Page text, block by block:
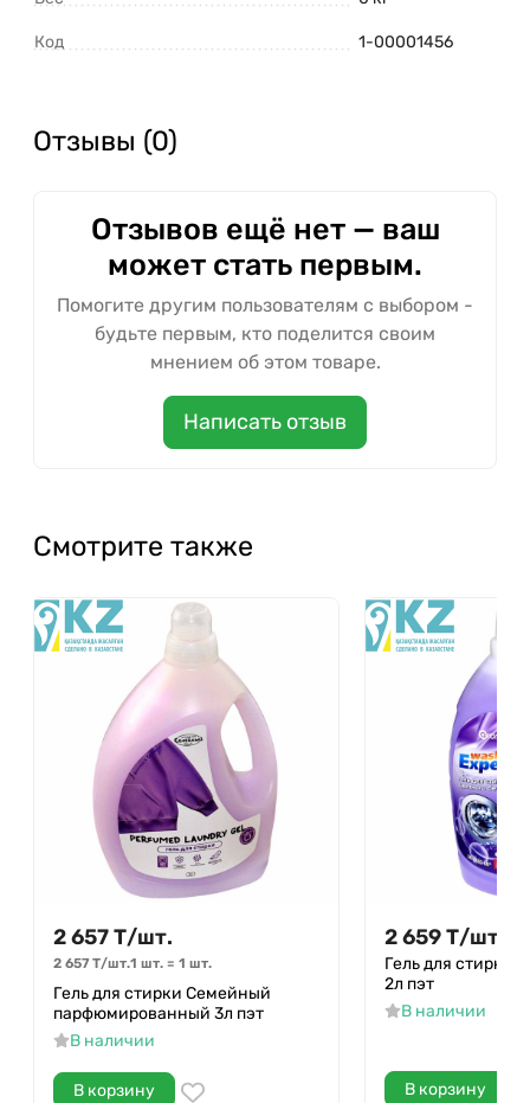
Код 1-00001456
Отзывы (0)
Отзывов ещё нет — ваш
может стать первым.
Помогите другим пользователям с выбором -
будьте первым, кто поделится своим
мнением об этом товаре.
Написать отзыв
Смотрите также
2 657Т/шт.
2 657 Т/шт.1 шт. = 1 шт.
Гель для стирки Семейный
парфюмированный 3л пэт
В наличии
В корзину
2 659Т/шт.
Гель для стирки
2л пэт
В наличии
В корзину